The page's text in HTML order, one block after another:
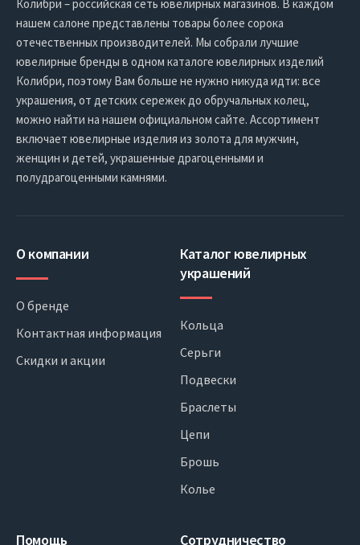
Колибри – российская сеть ювелирных магазинов. В каждом
нашем салоне представлены товары более сорока
отечественных производителей. Мы собрали лучшие
ювелирные бренды в одном каталоге ювелирных изделий
Колибри, поэтому Вам больше не нужно никуда идти: все
украшения, от детских сережек до обручальных колец,
можно найти на нашем официальном сайте. Ассортимент
включает ювелирные изделия из золота для мужчин,
женщин и детей, украшенные драгоценными и
полудрагоценными камнями.
О компании
О бренде
Контактная информация
Скидки и акции
Каталог ювелирных
украшений
Кольца
Серьги
Подвески
Браслеты
Цепи
Брошь
Колье
Помощь Сотрудничество